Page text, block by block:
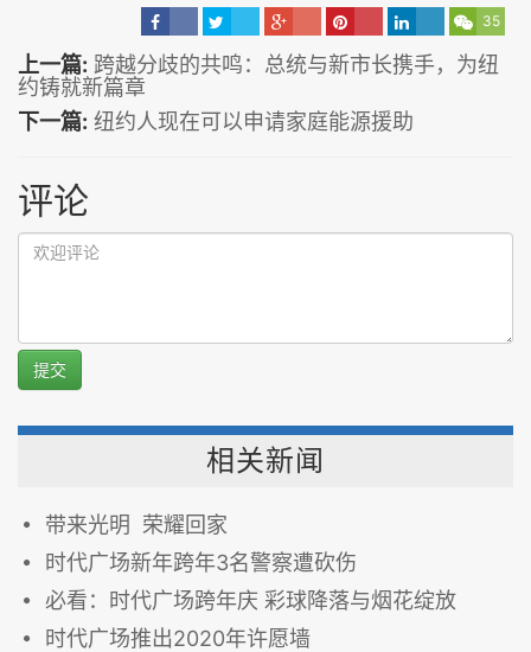
35
上一篇: 跨越分歧的共鸣：总统与新市长携手，为纽
约铸就新篇章
下一篇: 纽约人现在可以申请家庭能源援助
评论
提交
相关新闻
带来光明 荣耀回家
时代广场新年跨年3名警察遭砍伤
必看：时代广场跨年庆 彩球降落与烟花绽放
时代广场推出2020年许愿墙